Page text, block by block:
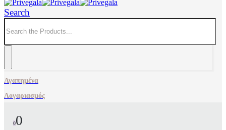
Search
Αγαπημένα
Λογαριασμός
00